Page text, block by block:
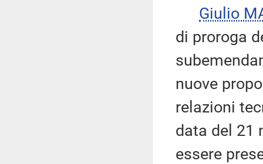
Giulio
di proroga
nuove
relazioni
data del 21
essere